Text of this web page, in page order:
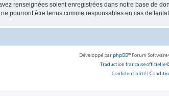
renseignées soient enregistrées dans notre base de
pourront être tenus comme responsables en cas de
Développé par phpBB® Forum
Traduction française officielle
Confidentialité |